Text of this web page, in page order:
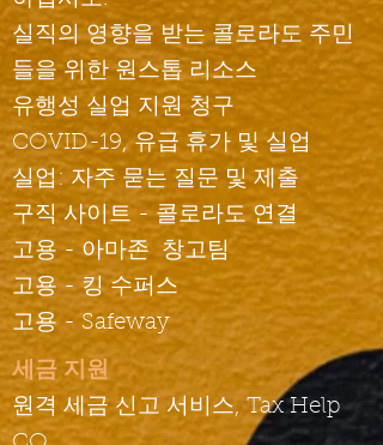
실직의 영향을 받는 콜로라도 주민
들을 위한 원스톱 리소스
유행성 실업 지원 청구
COVID-19, 유급 휴가 및 실업
실업: 자주 묻는 질문 및 제출
구직 사이트 - 콜로라도 연결
고용 - 아마존 창고팀
고용 - 킹 수퍼스
고용 - Safeway
세금 지원
원격 세금 신고 서비스, Tax Help